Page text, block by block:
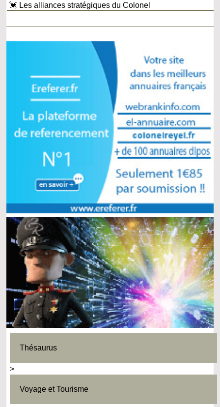
💓 Les alliances stratégiques du Colonel
Thésaurus
>
Voyage et Tourisme